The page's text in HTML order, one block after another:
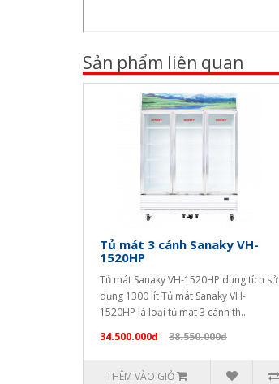
Sản phẩm liên quan
Tủ mát 3 cánh Sanaky VH-
1520HP
Tủ mát Sanaky VH-1520HP dung tích sử
dụng 1300 lít Tủ mát Sanaky VH-
1520HP là loại tủ mát 3 cánh th..
34.500.000đ
38.550.000đ
THÊM VÀO GIỎ